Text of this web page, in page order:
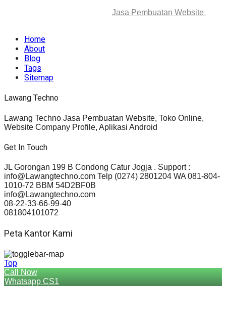
Jasa Pembuatan Website
Home
About
Blog
Tags
Sitemap
Lawang Techno
Lawang Techno Jasa Pembuatan Website, Toko Online,
Website Company Profile, Aplikasi Android
Get In Touch
JL Gorongan 199 B Condong Catur Jogja . Support :
info@Lawangtechno.com Telp (0274) 2801204 WA 081-804-
1010-72 BBM 54D2BF0B
info@Lawangtechno.com
08-22-33-66-99-40
081804101072
Peta Kantor Kami
Top
Call Now
Whatsapp CS1